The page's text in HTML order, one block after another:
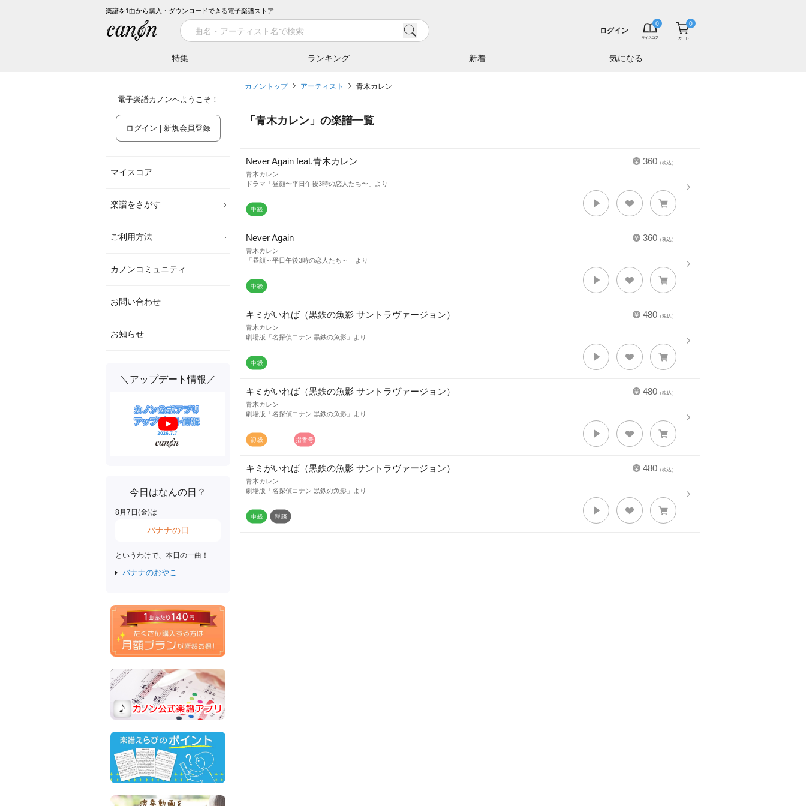
楽譜を1曲から購入・ダウンロードできる電子楽譜ストア
特集 ランキング 新着 気になる
ログイン
電子楽譜カノンへようこそ！
ログイン | 新規会員登録
マイスコア
楽譜をさがす
ご利用方法
カノンコミュニティ
お問い合わせ
お知らせ
＼アップデート情報／
今日はなんの日？
8月 7 日(金)は
バナナの日
というわけで、本日の一曲！
バナナのおやこ
カノントップ アーティスト 青木カレン
「 青木カレン 」の楽譜一覧
360 （税込）
Never Again feat.青木カレン
青木カレン
ドラマ「昼顔〜平日午後3時の恋人たち〜」より
360 （税込）
Never Again
青木カレン
「昼顔～平日午後3時の恋人たち～」より
480 （税込）
キミがいれば（黒鉄の魚影 サントラヴァージョン）
青木カレン
劇場版「名探偵コナン 黒鉄の魚影」より
480 （税込）
キミがいれば（黒鉄の魚影 サントラヴァージョン）
青木カレン
劇場版「名探偵コナン 黒鉄の魚影」より
480 （税込）
キミがいれば（黒鉄の魚影 サントラヴァージョン）
青木カレン
劇場版「名探偵コナン 黒鉄の魚影」より